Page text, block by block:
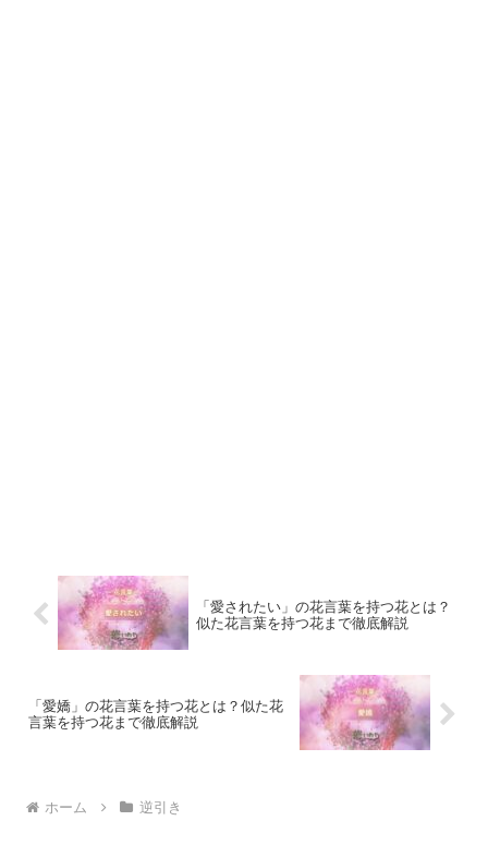
「愛されたい」の花言葉を持つ花とは？
似た花言葉を持つ花まで徹底解説
「愛嬌」の花言葉を持つ花とは？似た花
言葉を持つ花まで徹底解説
ホーム 逆引き